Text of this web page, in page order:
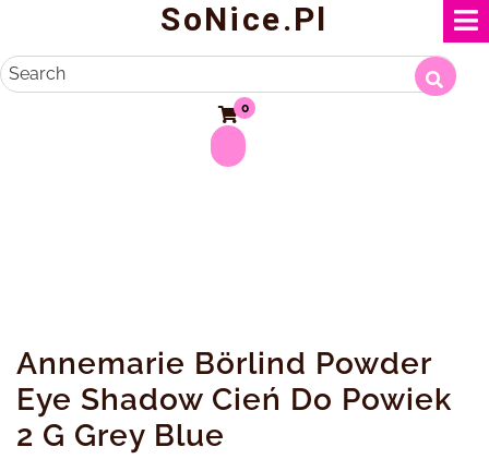
content
SoNice.pl
Search
0
Annemarie Börlind Powder
Eye Shadow Cień Do Powiek
2 G Grey Blue